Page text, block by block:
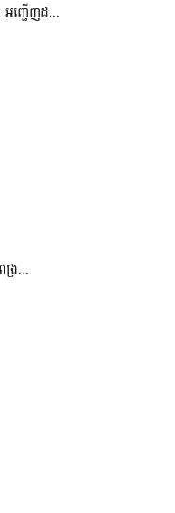
អញ្ជើញដ...
ង្រ...